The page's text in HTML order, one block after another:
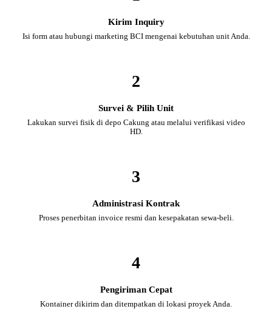
Kirim Inquiry
Isi form atau hubungi marketing BCI mengenai kebutuhan unit Anda.
2
Survei & Pilih Unit
Lakukan survei fisik di depo Cakung atau melalui verifikasi video
HD.
3
Administrasi Kontrak
Proses penerbitan invoice resmi dan kesepakatan sewa-beli.
4
Pengiriman Cepat
Kontainer dikirim dan ditempatkan di lokasi proyek Anda.